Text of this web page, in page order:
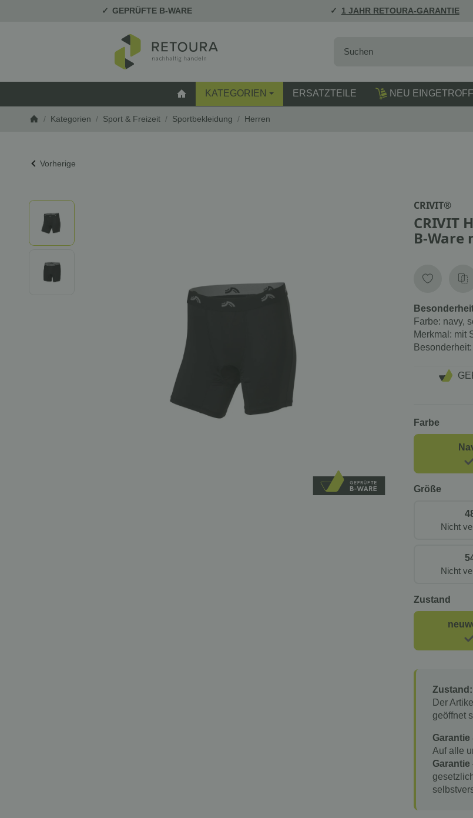
GEPRÜFTE B-WARE 1 JAHR RETOURA-GARANTIE
STARTSEITE
KATEGORIEN ERSATZTEILE NEU
/ Kategorien / Sport & Freizeit / Sportbekleidung / Herren
Vorherige
CRIVIT®
CRIVIT
B-Ware
Farbe: navy,
Merkmal: mit
Besonderheit:
Farbe
Größe
Nicht
Nicht
Zustand
Zustand:
Der
geöffnet
Garantie
Auf alle
Garantie